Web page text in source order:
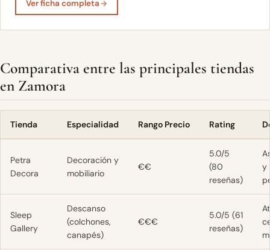
Ver ficha completa
Comparativa entre las principales tiendas
en Zamora
Tienda Especialidad Rango Precio Rating
Petra
Decora
Decoración y
mobiliario
€€
5.0/5
(80
reseñas)
y
Sleep
Gallery
Descanso
(colchones,
canapés)
€€€
5.0/5 (61
reseñas)